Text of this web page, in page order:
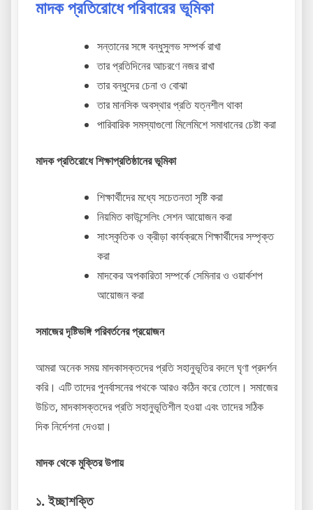
মাদক প্রতিরোধে পরিবারের ভূমিকা
সন্তানের সঙ্গে বন্ধুসুলভ সম্পর্ক রাখা
তার প্রতিদিনের আচরণে নজর রাখা
তার বন্ধুদের চেনা ও বোঝা
তার মানসিক অবস্থার প্রতি যত্নশীল থাকা
পারিবারিক সমস্যাগুলো মিলেমিশে সমাধানের চেষ্টা করা
মাদক প্রতিরোধে শিক্ষাপ্রতিষ্ঠানের ভূমিকা
শিক্ষার্থীদের মধ্যে সচেতনতা সৃষ্টি করা
নিয়মিত কাউন্সেলিং সেশন আয়োজন করা
সাংস্কৃতিক ও ক্রীড়া কার্যক্রমে শিক্ষার্থীদের সম্পৃক্ত
করা
মাদকের অপকারিতা সম্পর্কে সেমিনার ও ওয়ার্কশপ
আয়োজন করা
সমাজের দৃষ্টিভঙ্গি পরিবর্তনের প্রয়োজন
আমরা অনেক সময় মাদকাসক্তদের প্রতি সহানুভূতির বদলে ঘৃণা প্রদর্শন
করি। এটি তাদের পুনর্বাসনের পথকে আরও কঠিন করে তোলে। সমাজের
উচিত, মাদকাসক্তদের প্রতি সহানুভূতিশীল হওয়া এবং তাদের সঠিক
দিক নির্দেশনা দেওয়া।
মাদক থেকে মুক্তির উপায়
১. ইচ্ছাশক্তি